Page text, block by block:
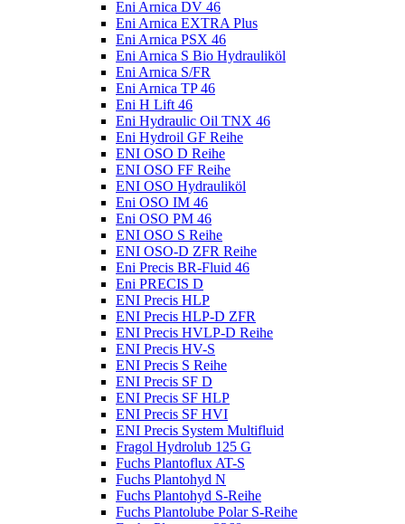
Eni Arnica DV 46
Eni Arnica EXTRA Plus
Eni Arnica PSX 46
Eni Arnica S Bio Hydrauliköl
Eni Arnica S/FR
Eni Arnica TP 46
Eni H Lift 46
Eni Hydraulic Oil TNX 46
Eni Hydroil GF Reihe
ENI OSO D Reihe
ENI OSO FF Reihe
ENI OSO Hydrauliköl
Eni OSO IM 46
Eni OSO PM 46
ENI OSO S Reihe
ENI OSO-D ZFR Reihe
Eni Precis BR-Fluid 46
Eni PRECIS D
ENI Precis HLP
ENI Precis HLP-D ZFR
ENI Precis HVLP-D Reihe
ENI Precis HV-S
ENI Precis S Reihe
ENI Precis SF D
ENI Precis SF HLP
ENI Precis SF HVI
ENI Precis System Multifluid
Fragol Hydrolub 125 G
Fuchs Plantoflux AT-S
Fuchs Plantohyd N
Fuchs Plantohyd S-Reihe
Fuchs Plantolube Polar S-Reihe